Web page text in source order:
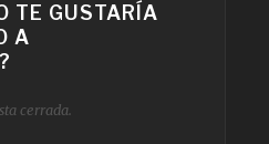
TE GUSTARÍA
A
cerrada.